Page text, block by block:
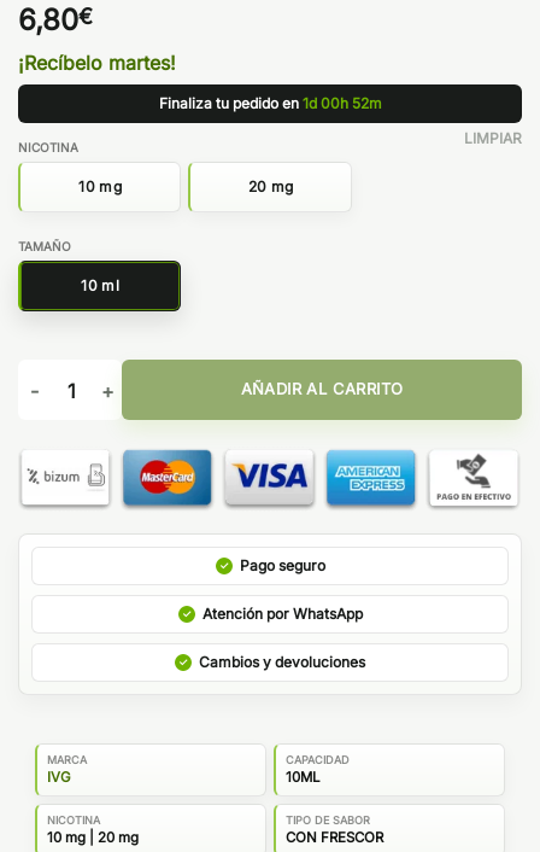
6,80€
¡Recíbelo martes!
Finaliza tu pedido en 1d 00h 52m
NICOTINA
10 mg 20 mg
TAMAÑO
10 ml
LIMPIAR
Blue Frost 10ml - IVG 6000 cantidad
AÑADIR AL CARRITO
Pago seguro
Atención por WhatsApp
Cambios y devoluciones
MARCA
IVG
CAPACIDAD
10ML
NICOTINA
10 mg | 20 mg
TIPO DE SABOR
CON FRESCOR